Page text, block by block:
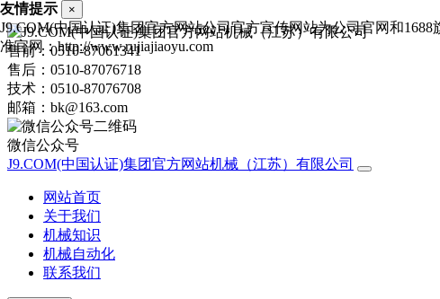
售前：0510-87061341
售后：0510-87076718
技术：0510-87076708
邮箱：bk@163.com
微信公众号
J9.COM(中国认证)集团官方网站机械（江苏）有限公司
网站首页
关于我们
机械知识
机械自动化
联系我们
友情提示 ×
J9.COM(中国认证)集团官方网站公司官方宣传网站为公司官网和
准官网：http://www.rujiajiaoyu.com